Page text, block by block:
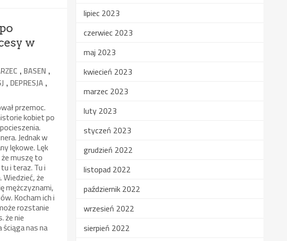
w
, BASEN ,
, DEPRESJA ,
przemoc.
kobiet po
Jednak w
lękowe. Lęk
że muszę to
i teraz. Tu i
że
mężczyznami,
Kocham ich i
rozstanie
że nie
ściąga nas na
lipiec 2023
czerwiec 2023
maj 2023
kwiecień 2023
marzec 2023
luty 2023
styczeń 2023
grudzień 2022
listopad 2022
październik 2022
wrzesień 2022
sierpień 2022